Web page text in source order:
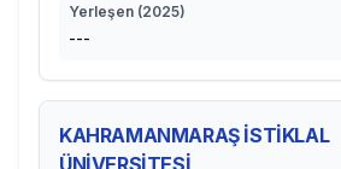
Yerleşen (2025)
---
KAHRAMANMARAŞ İSTİKLAL
ÜNİVERSİTESİ